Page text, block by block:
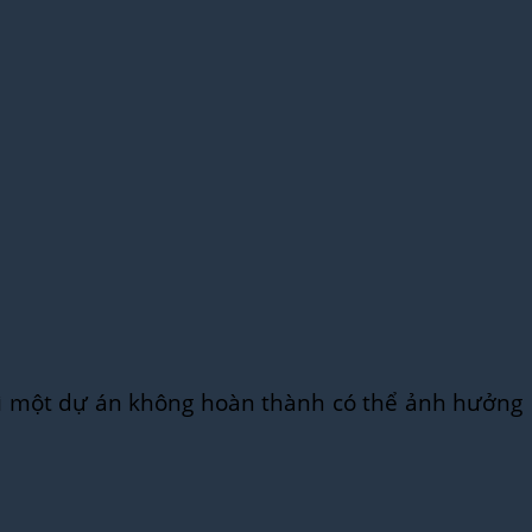
dự án không hoàn thành có thể ảnh hưởng